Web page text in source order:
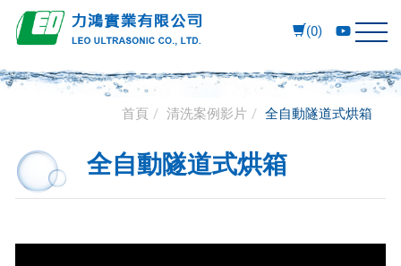
(0)
首頁 清洗案例影片 全自動隧道式烘箱
全自動隧道式烘箱